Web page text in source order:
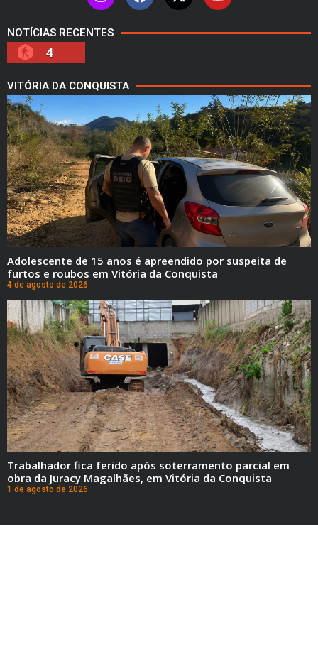
NOTÍCIAS RECENTES
4
VITÓRIA DA CONQUISTA
Adolescente de 15 anos é apreendido por suspeita de
furtos e roubos em Vitória da Conquista
4 de agosto de 2026
Trabalhador fica ferido após soterramento parcial em
obra da Juracy Magalhães, em Vitória da Conquista
1 de agosto de 2026